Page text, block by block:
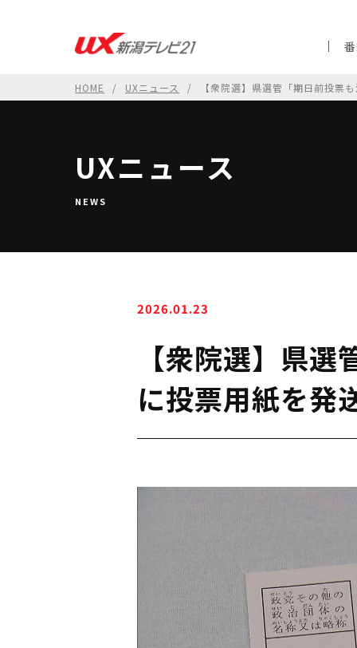
HOME UXニュース 【衆院選】県選管「期日前投票
UXニュース
NEWS
2026.01.23
【衆院選】県
に投票用紙を発